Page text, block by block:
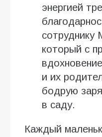
энергией
который с
и их
бодрую
в саду.
Каждый